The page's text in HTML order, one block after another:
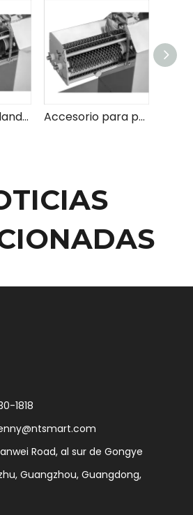
Accesorio ablandador B Accesorio para pelar carne A
1818
Road, al sur de Gongye
Guangzhou, Guangdong,